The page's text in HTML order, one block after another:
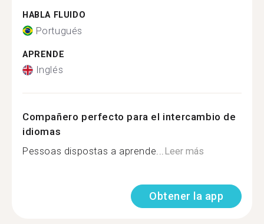
HABLA FLUIDO
Portugués
APRENDE
Inglés
Compañero perfecto para el intercambio de
idiomas
Pessoas dispostas a aprende...Leer más
Obtener la app